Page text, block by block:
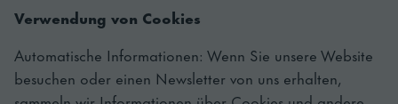
Verwendung von Cookies
Automatische Informationen: Wenn Sie unsere Website
besuchen oder einen Newsletter von uns erhalten,